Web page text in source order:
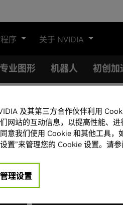
序 关于 NVIDIA
专业图形 机器人 初创加
及其第三方合作伙伴利用
网站的互动信息，以提高性能、
意我们使用 Cookie 和其他工具，
置”来管理您的 Cookie 设置。请
管理设置